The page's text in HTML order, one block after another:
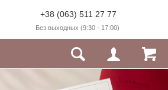
+38 (063) 511 27 77
Без выходных (9:30 - 17:00)